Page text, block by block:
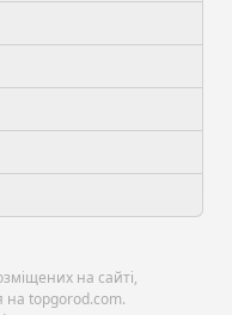
на сайті,
на topgorod.com.